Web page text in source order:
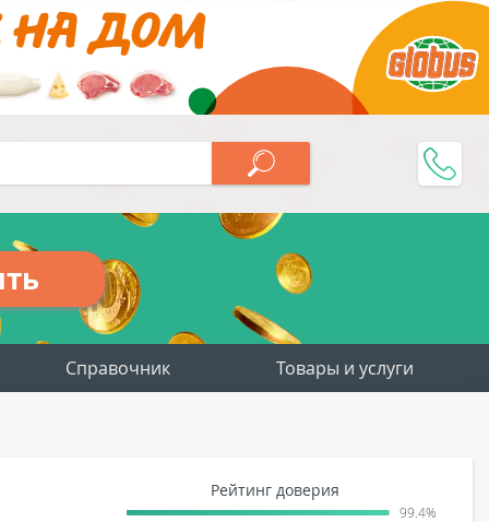
Справочник Товары и услуги
Рейтинг доверия
99.4%